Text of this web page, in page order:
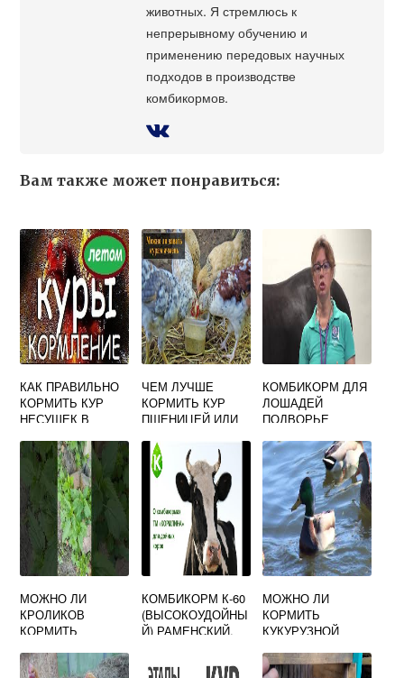
животных. Я стремлюсь к
непрерывному обучению и
применению передовых научных
подходов в производстве
комбикормов.
Вам также может понравиться:
КАК ПРАВИЛЬНО
КОРМИТЬ КУР
НЕСУШЕК В
УСЛОВИЯХ
ЧТОБЫ ХОРОШО
НЕСЛИСЬ ЛЕТОМ
ЧЕМ ЛУЧШЕ
КОРМИТЬ КУР
ПШЕНИЦЕЙ ИЛИ
КОМБИКОРМ ДЛЯ
ЛОШАДЕЙ
ПОДВОРЬЕ
МОЖНО ЛИ
КРОЛИКОВ
КОРМИТЬ
КОМБИКОРМ К-60
(ВЫСОКОУДОЙНЫ
Й) РАМЕНСКИЙ,
МОЖНО ЛИ
КОРМИТЬ
КУКУРУЗНОЙ